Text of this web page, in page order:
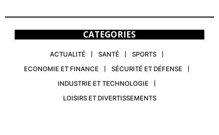
CATEGORIES
ACTUALITÉ SANTÉ
SPORTS
ECONOMIE ET FINANCE
SÉCURITÉ ET DÉFENSE
INDUSTRIE ET TECHNOLOGIE
LOISIRS ET DIVERTISSEMENTS